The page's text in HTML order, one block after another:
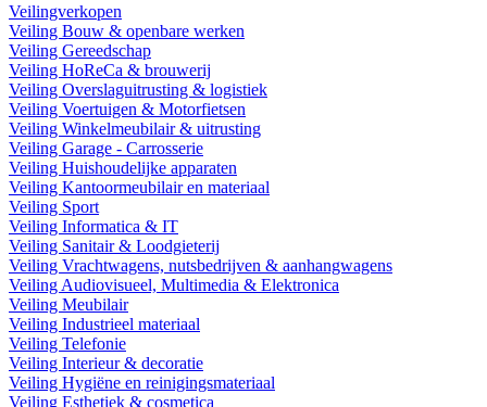
Veilingverkopen
Veiling Bouw & openbare werken
Veiling Gereedschap
Veiling HoReCa & brouwerij
Veiling Overslaguitrusting & logistiek
Veiling Voertuigen & Motorfietsen
Veiling Winkelmeubilair & uitrusting
Veiling Garage - Carrosserie
Veiling Huishoudelijke apparaten
Veiling Kantoormeubilair en materiaal
Veiling Sport
Veiling Informatica & IT
Veiling Sanitair & Loodgieterij
Veiling Vrachtwagens, nutsbedrijven & aanhangwagens
Veiling Audiovisueel, Multimedia & Elektronica
Veiling Meubilair
Veiling Industrieel materiaal
Veiling Telefonie
Veiling Interieur & decoratie
Veiling Hygiëne en reinigingsmateriaal
Veiling Esthetiek & cosmetica